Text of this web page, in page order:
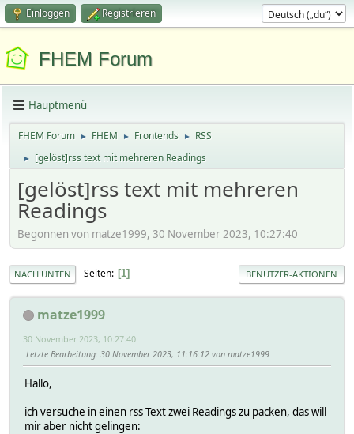
Einloggen Registrieren
FHEM Forum
Hauptmenü
FHEM Forum ► FHEM ► Frontends ► RSS
► [gelöst]rss text mit mehreren Readings
[gelöst]rss text mit mehreren
Readings
Begonnen von matze1999, 30 November 2023, 10:27:40
NACH UNTEN Seiten 1 BENUTZER-AKTIONEN
matze1999
30 November 2023, 10:27:40
Letzte Bearbeitung: 30 November 2023, 11:16:12 von matze1999
Hallo,
ich versuche in einen rss Text zwei Readings zu packen, das will
mir aber nicht gelingen: